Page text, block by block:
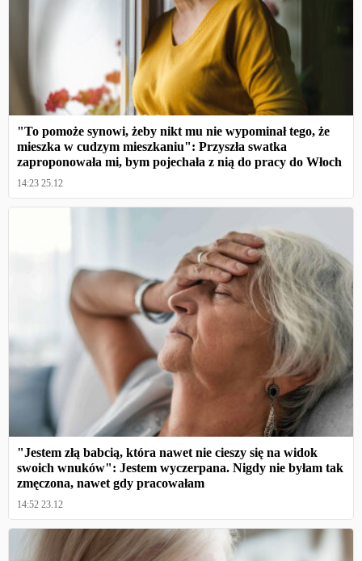
"To pomoże synowi, żeby nikt mu nie wypominał tego, że
mieszka w cudzym mieszkaniu": Przyszła swatka
zaproponowała mi, bym pojechała z nią do pracy do Włoch
14:23 25.12
"Jestem złą babcią, która nawet nie cieszy się na widok
swoich wnuków": Jestem wyczerpana. Nigdy nie byłam tak
zmęczona, nawet gdy pracowałam
14:52 23.12